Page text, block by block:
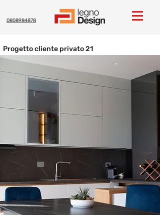
0808984878
Progetto cliente privato 21